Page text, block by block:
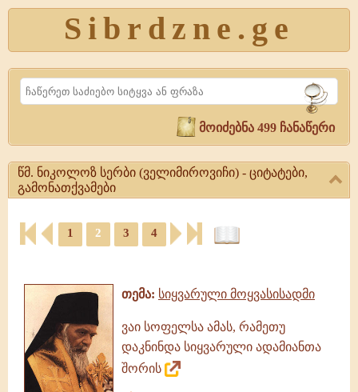
Sibrdzne.ge
Search
მოიძებნა 499 ჩანაწერი
წმ. ნიკოლოზ სერბი (ველიმიროვიჩი) - ციტატები,
გამონათქვამები
ნიკოლოზ
სერბი
ციტატები,
გამონათქვამები
ნიკოლოზ
სერბი
(ველიმიროვიჩი)
გამონათქვამები
1 2 3 4
თემა: სიყვარული მოყვასისადმი
ვაი სოფელსა ამას, რამეთუ
დაკნინდა სიყვარული ადამიანთა
შორის